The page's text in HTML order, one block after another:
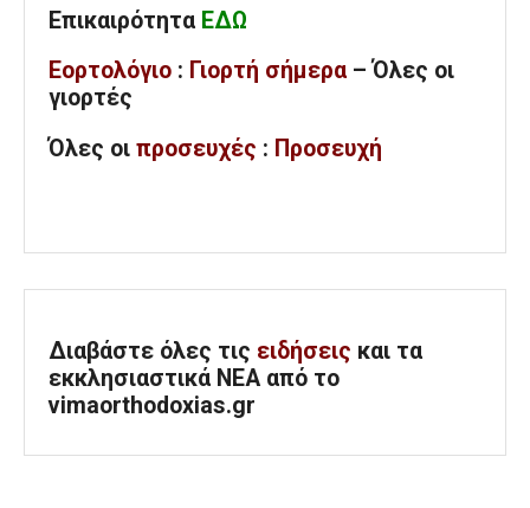
Επικαιρότητα ΕΔΩ
Εορτολόγιο : Γιορτή σήμερα – Όλες οι
γιορτές
Όλες οι προσευχές : Προσευχή
Διαβάστε όλες τις ειδήσεις και τα
εκκλησιαστικά ΝΕΑ από το
vimaorthodoxias.gr